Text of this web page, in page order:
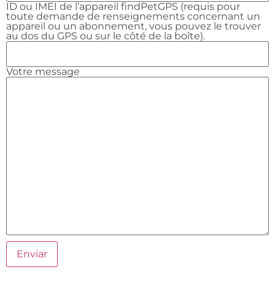
ID ou IMEI de l’appareil findPetGPS (requis pour
toute demande de renseignements concernant un
appareil ou un abonnement, vous pouvez le trouver
au dos du GPS ou sur le côté de la boîte).
Votre message